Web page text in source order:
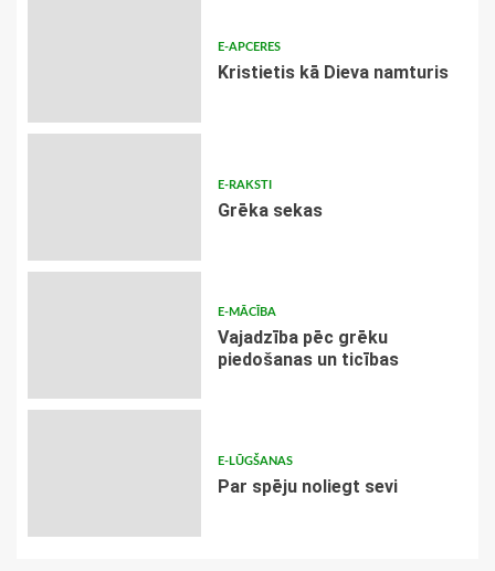
E-APCERES
Kristietis kā Dieva namturis
E-RAKSTI
Grēka sekas
E-MĀCĪBA
Vajadzība pēc grēku
piedošanas un ticības
E-LŪGŠANAS
Par spēju noliegt sevi